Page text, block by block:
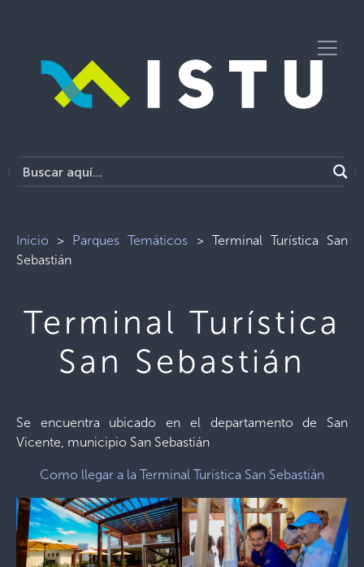
Inicio > Parques Temáticos > Terminal Turística San
Sebastián
Terminal Turística
San Sebastián
Se encuentra ubicado en el departamento de San
Vicente, municipio San Sebastián
Como llegar a la Terminal Turística San Sebastián